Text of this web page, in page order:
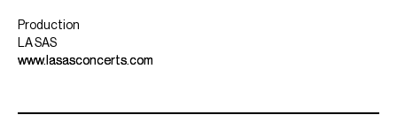
Production
LA SAS
www.lasasconcerts.com